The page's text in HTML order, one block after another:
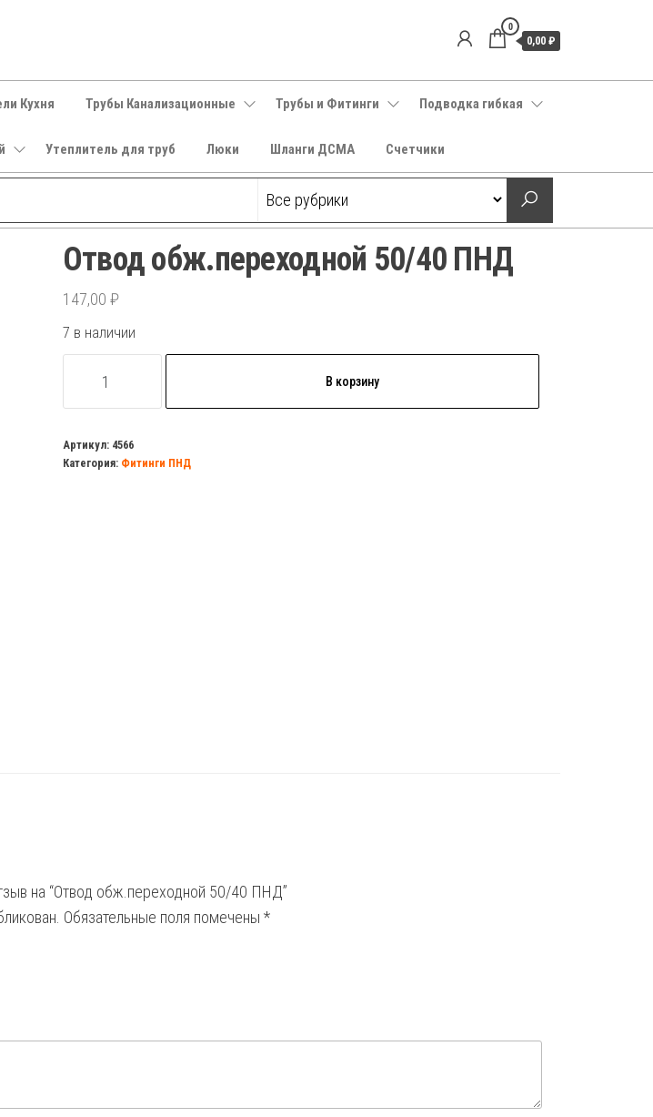
0
0,00 ₽
Кухня Трубы Канализационные Трубы и Фитинги Подводка гибкая
Утеплитель для труб Люки Шланги ДСМА Счетчики
Отвод обж.переходной 50/40 ПНД
147,00 ₽
7 в наличии
товара
обж.переходной
50/40
В корзину
Артикул: 4566
Категория: Фитинги ПНД
на “Отвод обж.переходной 50/40 ПНД”
Обязательные поля помечены *